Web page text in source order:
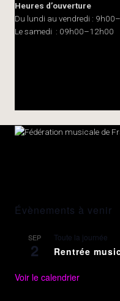
Heures d’ouverture
Du lundi au vendredi :
Le samedi : 09h00–12h00
Évènements à venir
SEP
2
Toute la journée
Rentrée
Voir le calendrier